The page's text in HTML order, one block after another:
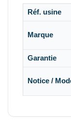
Réf. usine
Marque
Garantie
Notice /